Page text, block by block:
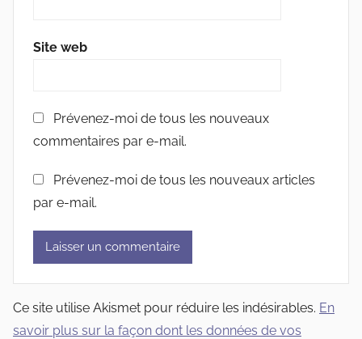
Site web
Prévenez-moi de tous les nouveaux
commentaires par e-mail.
Prévenez-moi de tous les nouveaux articles
par e-mail.
Ce site utilise Akismet pour réduire les indésirables. En
savoir plus sur la façon dont les données de vos